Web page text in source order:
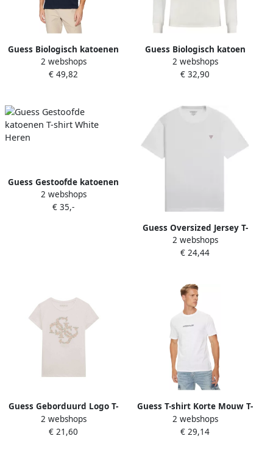
Guess Biologisch katoenen
poloshirt Blue Heren
2 webshops
€ 49,82
Guess Biologisch katoen
Heren Regular Fit T-shirt
White Heren
2 webshops
€ 32,90
Guess Gestoofde katoenen
T-shirt White Heren
2 webshops
€ 35,-
Guess Oversized Jersey T-
shirt van Biologisch Katoen
White Heren
2 webshops
€ 24,44
Guess Geborduurd Logo T-
Shirt Wit Slim Fit White
2 webshops
€ 21,60
Guess T-shirt Korte Mouw T-
shirt Slim Logo Brodé blanc
2 webshops
€ 29,14